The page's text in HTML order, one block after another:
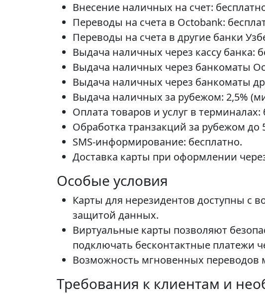
Внесение наличных на счет:
Переводы на счета в Octobank:
Переводы на счета в другие банки
Выдача наличных через кассу банка:
Выдача наличных через банкоматы
Выдача наличных через банкоматы
Выдача наличных за рубежом: 2,5%
Оплата товаров и услуг в терминалах:
Обработка транзакций за рубежом до
SMS-информирование: бесплатно.
Доставка карты при оформлении
Особые условия
Карты для нерезидентов доступны с
защитой данных.
Виртуальные карты позволяют
подключать бесконтактные платежи
Возможность мгновенных переводов
Требования к клиентам и